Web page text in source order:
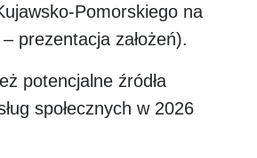
Pomorskiego na
prezentacja założeń).
potencjalne źródła
społecznych w 2026